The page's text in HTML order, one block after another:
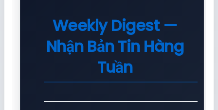
Weekly Digest —
Nhận Bản Tin Hàng
Tuần